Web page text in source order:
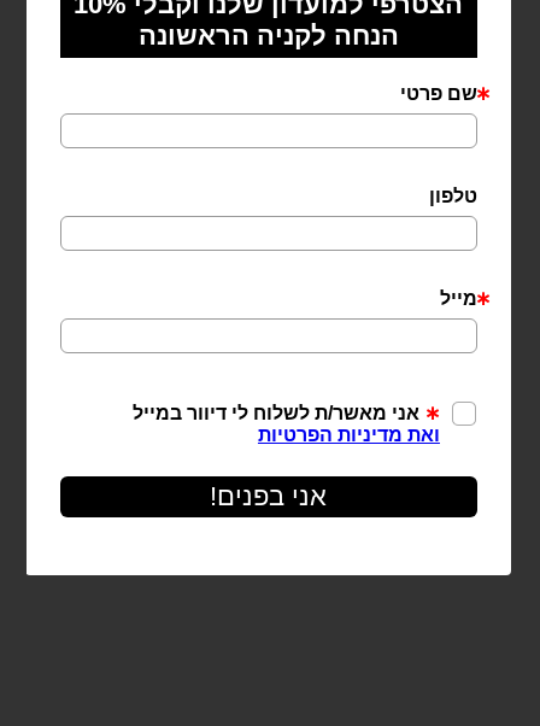
שרשרת אייבורי מכסף 925
מידע נוסף